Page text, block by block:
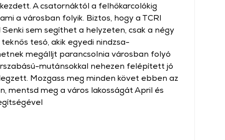
A csatornáktól a felhőkarcolókig
a városban folyik. Biztos, hogy a TCRI
sem segíthet a helyzeten, csak a négy
tesó, akik egyedi nindzsa-
megálljt parancsolnia városban folyó
mutánsokkal nehezen felépített jó
Mozgass meg minden követ ebben az
mentsd meg a város lakosságát April és